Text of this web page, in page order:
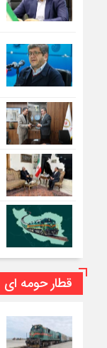
قطار حومه ای